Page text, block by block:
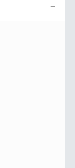
−